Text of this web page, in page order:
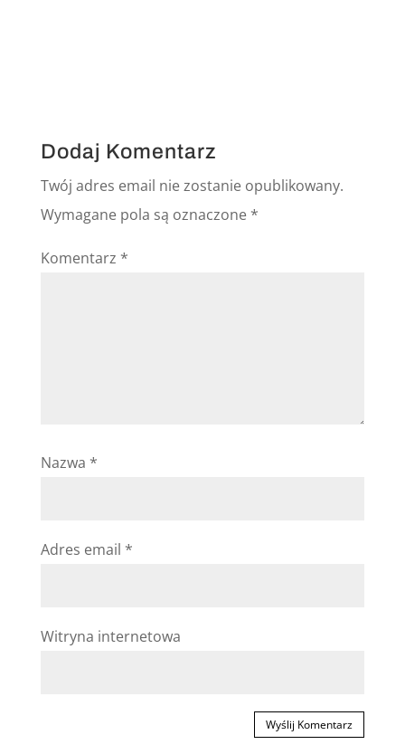
Dodaj Komentarz
Twój adres email nie zostanie opublikowany.
Wymagane pola są oznaczone *
Komentarz *
Nazwa *
Adres email *
Witryna internetowa